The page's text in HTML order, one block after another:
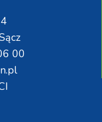
00